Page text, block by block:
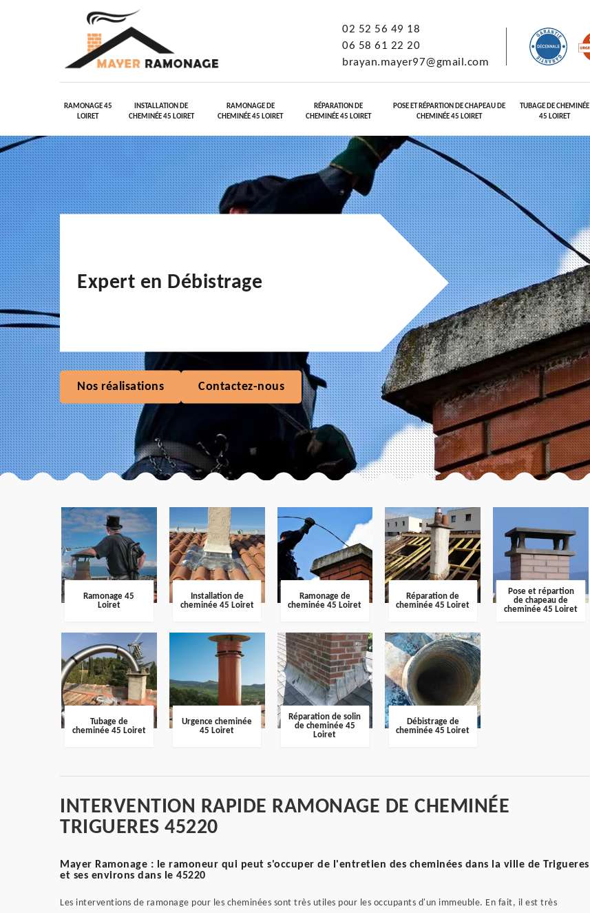
02 52 56 49 18
06 58 61 22 20
brayan.mayer97@gmail.com
RAMONAGE 45
LOIRET
INSTALLATION DE
CHEMINÉE 45 LOIRET
RAMONAGE DE
CHEMINÉE 45 LOIRET
RÉPARATION DE
CHEMINÉE 45 LOIRET
POSE ET RÉPARTION DE CHAPEAU DE
CHEMINÉE 45 LOIRET
TUBAGE DE CHEMINÉE
45 LOIRET
Expert en Débistrage
Nos réalisations Contactez-nous
Ramonage 45
Loiret
Installation de
cheminée 45 Loiret
Ramonage de
cheminée 45 Loiret
Réparation de
cheminée 45 Loiret
Pose et répartion
de chapeau de
cheminée 45 Loiret
Tubage de
cheminée 45 Loiret
Urgence cheminée
45 Loiret
Réparation de solin
de cheminée 45
Loiret
Débistrage de
cheminée 45 Loiret
INTERVENTION RAPIDE RAMONAGE DE CHEMINÉE
TRIGUERES 45220
Mayer Ramonage : le ramoneur qui peut s'occuper de l'entretien des cheminées dans la ville de Trigueres
et ses environs dans le 45220
Les interventions de ramonage pour les cheminées sont très utiles pour les occupants d'un immeuble. En fait, il est très